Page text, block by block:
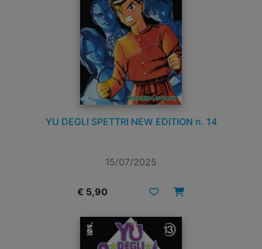
YU DEGLI SPETTRI NEW EDITION n. 14
15/07/2025
€ 5,90